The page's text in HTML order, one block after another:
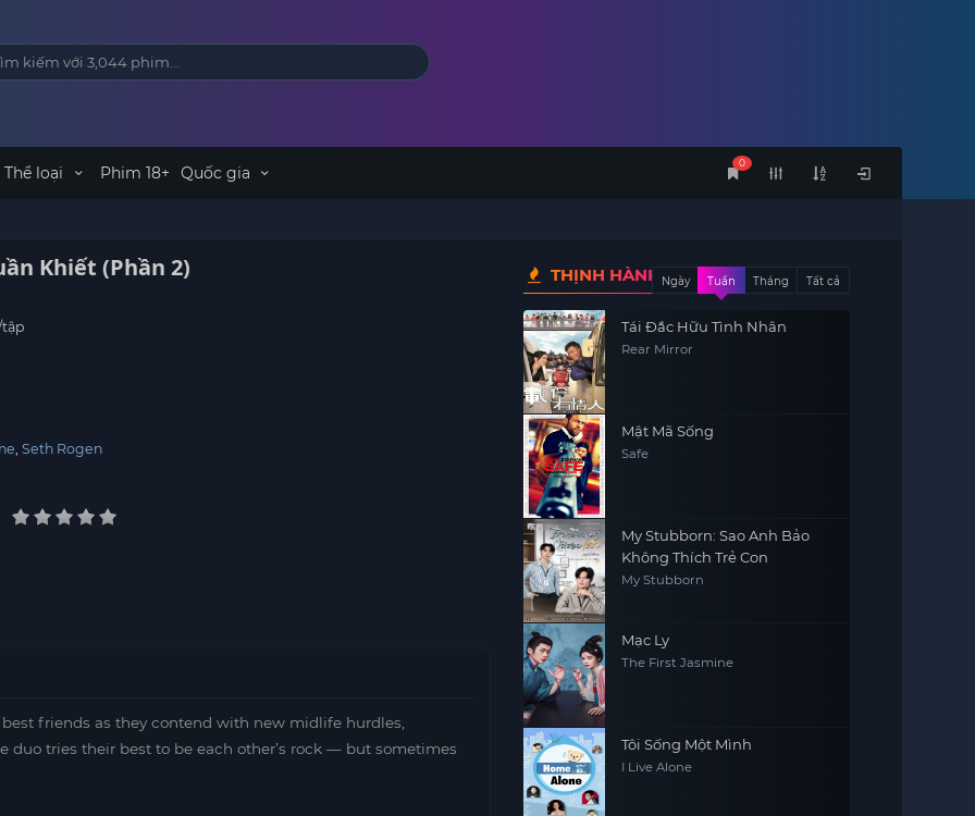
0
Thể loại Phim 18+ Quốc gia
Khiết (Phần 2)
Seth Rogen
friends as they contend with new midlife hurdles,
duo tries their best to be each other’s rock — but sometimes
THỊNH HÀNHNgày Tuần Tháng Tất cả
Tái Đắc Hữu Tình Nhân
Rear Mirror
Mật Mã Sống
Safe
My Stubborn: Sao Anh Bảo
Không Thích Trẻ Con
My Stubborn
Mạc Ly
The First Jasmine
Tôi Sống Một Mình
I Live Alone